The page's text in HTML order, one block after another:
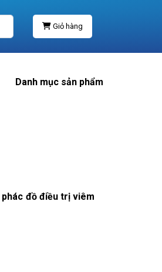
Giỏ hàng
Danh mục sản phẩm
phác đồ điều trị viêm